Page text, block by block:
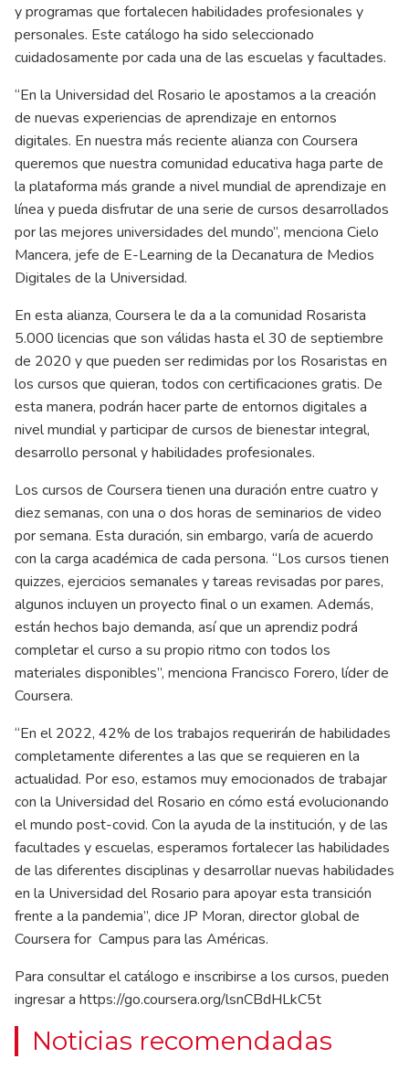
y programas que fortalecen habilidades profesionales y
personales. Este catálogo ha sido seleccionado
cuidadosamente por cada una de las escuelas y facultades.
“En la Universidad del Rosario le apostamos a la creación
de nuevas experiencias de aprendizaje en entornos
digitales. En nuestra más reciente alianza con Coursera
queremos que nuestra comunidad educativa haga parte de
la plataforma más grande a nivel mundial de aprendizaje en
línea y pueda disfrutar de una serie de cursos desarrollados
por las mejores universidades del mundo”, menciona Cielo
Mancera, jefe de E-Learning de la Decanatura de Medios
Digitales de la Universidad.
En esta alianza, Coursera le da a la comunidad Rosarista
5.000 licencias que son válidas hasta el 30 de septiembre
de 2020 y que pueden ser redimidas por los Rosaristas en
los cursos que quieran, todos con certificaciones gratis. De
esta manera, podrán hacer parte de entornos digitales a
nivel mundial y participar de cursos de bienestar integral,
desarrollo personal y habilidades profesionales.
Los cursos de Coursera tienen una duración entre cuatro y
diez semanas, con una o dos horas de seminarios de video
por semana. Esta duración, sin embargo, varía de acuerdo
con la carga académica de cada persona. “Los cursos tienen
quizzes, ejercicios semanales y tareas revisadas por pares,
algunos incluyen un proyecto final o un examen. Además,
están hechos bajo demanda, así que un aprendiz podrá
completar el curso a su propio ritmo con todos los
materiales disponibles”, menciona Francisco Forero, líder de
Coursera.
“En el 2022, 42% de los trabajos requerirán de habilidades
completamente diferentes a las que se requieren en la
actualidad. Por eso, estamos muy emocionados de trabajar
con la Universidad del Rosario en cómo está evolucionando
el mundo post-covid. Con la ayuda de la institución, y de las
facultades y escuelas, esperamos fortalecer las habilidades
de las diferentes disciplinas y desarrollar nuevas habilidades
en la Universidad del Rosario para apoyar esta transición
frente a la pandemia”, dice JP Moran, director global de
Coursera for Campus para las Américas.
Para consultar el catálogo e inscribirse a los cursos, pueden
ingresar a https://go.coursera.org/lsnCBdHLkC5t
Noticias recomendadas